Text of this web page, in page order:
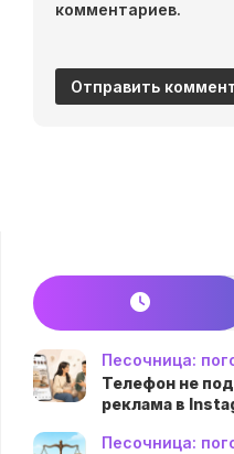
комментариев.
Песочница:
Телефон не
реклама в
Песочница: